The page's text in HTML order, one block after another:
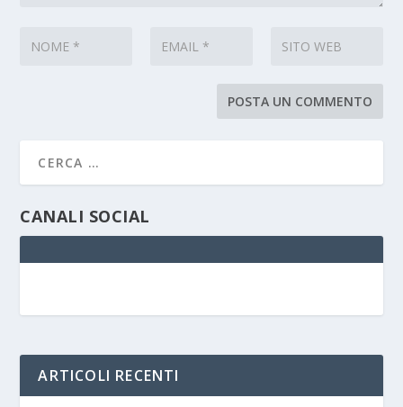
CANALI SOCIAL
ARTICOLI RECENTI